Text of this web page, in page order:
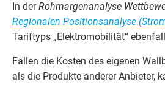
In derRoh­mar­gen­ana­ly­se
Regio­na­len Posi­ti­ons­ana­ly­se
Tarif­typs „Elek­tro­mo­bi­li­tät“
Fal­len die Kos­ten des eige­nen
als die Pro­duk­te ande­rer Anbie­ter,